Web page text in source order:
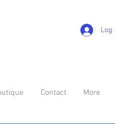
Log
Contact More